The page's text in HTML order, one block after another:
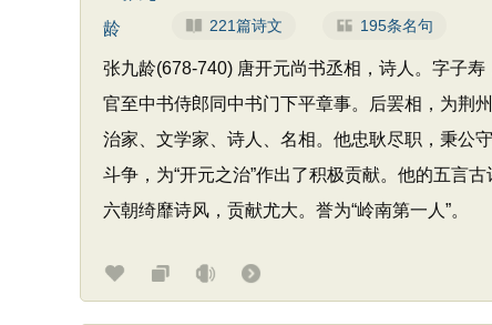
221篇诗文 195条名句
张九龄(678-740) 唐开元尚书丞相，诗人。字子
官至中书侍郎同中书门下平章事。后罢相，为荆
治家、文学家、诗人、名相。他忠耿尽职，秉公
斗争，为“开元之治”作出了积极贡献。他的五言
六朝绮靡诗风，贡献尤大。誉为“岭南第一人”。